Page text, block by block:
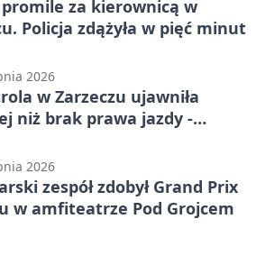
za kierownicą w
Policja zdążyła w pięć minut
2026
w Zarzeczu ujawniła
niż brak prawa jazdy -
2026
zespół zdobył Grand Prix
w amfiteatrze Pod Grojcem